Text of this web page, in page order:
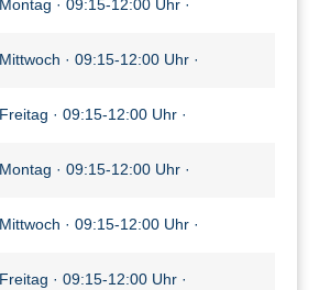
Montag · 09:15-12:00 Uhr ·
Mittwoch · 09:15-12:00 Uhr ·
Freitag · 09:15-12:00 Uhr ·
Montag · 09:15-12:00 Uhr ·
Mittwoch · 09:15-12:00 Uhr ·
Freitag · 09:15-12:00 Uhr ·